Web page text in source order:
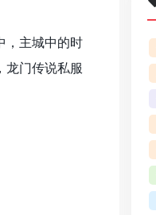
，主城中的时
龙门传说私服